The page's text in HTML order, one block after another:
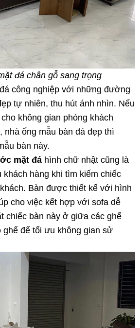
đá chân gỗ sang trọng
công nghiệp với những đường
tự nhiên, thu hút ánh nhìn. Nếu
không gian phòng khách
nhà ống mẫu bàn đá đẹp thì
bàn này.
mặt đá hình chữ nhật cũng là
khách hàng khi tìm kiếm chiếc
Bàn được thiết kế với hình
cho việc kết hợp với sofa dễ
chiếc bàn này ở giữa các ghế
ghế để tối ưu không gian sử